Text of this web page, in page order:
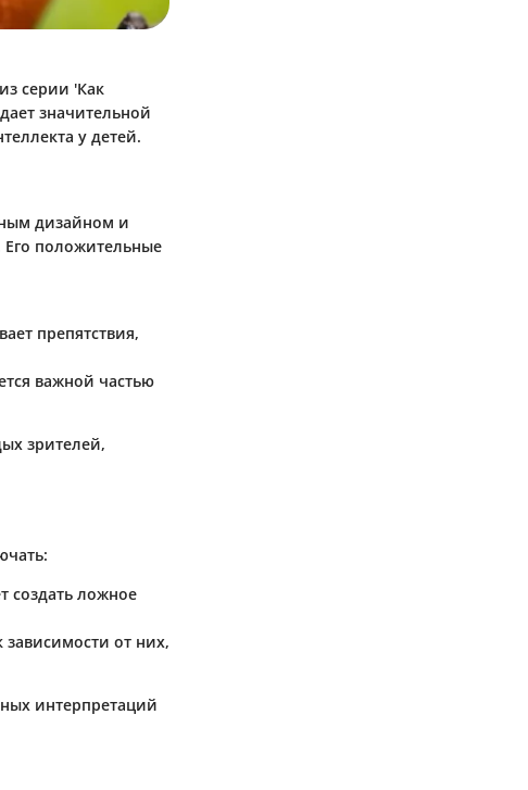
серии 'Как
значительной
у детей.
дизайном и
положительные
препятствия,
важной частью
зрителей,
создать ложное
от них,
интерпретаций